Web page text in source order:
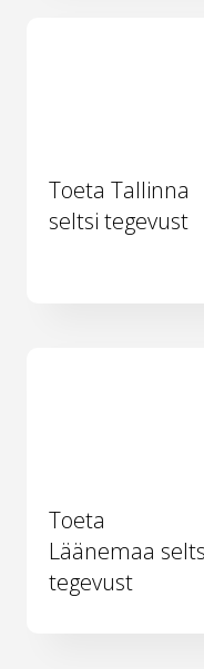
Toeta Tallinna
seltsi tegevust
Toeta
Läänemaa
tegevust